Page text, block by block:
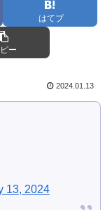
はてブ
ー
2024.01.13
13, 2024